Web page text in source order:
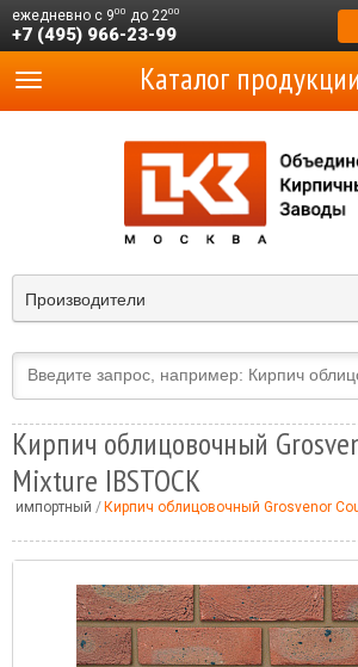
ежедневно с 900 до 2200
+7 (495) 966-23-99
Производители
Каталог продукции
Кирпич облицовочный
Mixture IBSTOCK
импортный Кирпич облицовочный Grosvenor